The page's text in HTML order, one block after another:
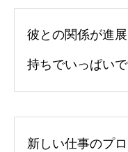
彼との関係が進
持ちでいっぱいで
新しい仕事のプ